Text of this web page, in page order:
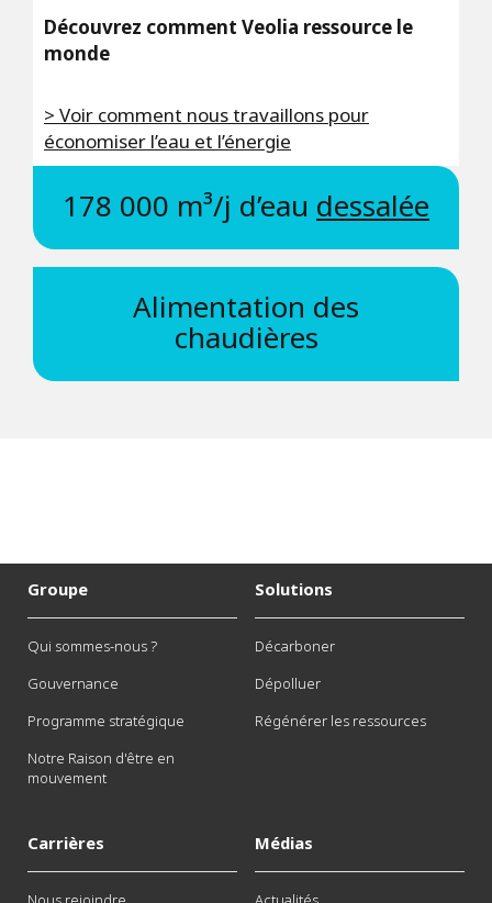
Découvrez comment Veolia ressource le
monde
> Voir comment nous travaillons pour
économiser l’eau et l’énergie
178 000 m³/j d’eau dessalée
Alimentation des
chaudières
Groupe
Qui sommes-nous ?
Gouvernance
Programme stratégique
Notre Raison d'être en
mouvement
Solutions
Décarboner
Dépolluer
Régénérer les ressources
Carrières Médias